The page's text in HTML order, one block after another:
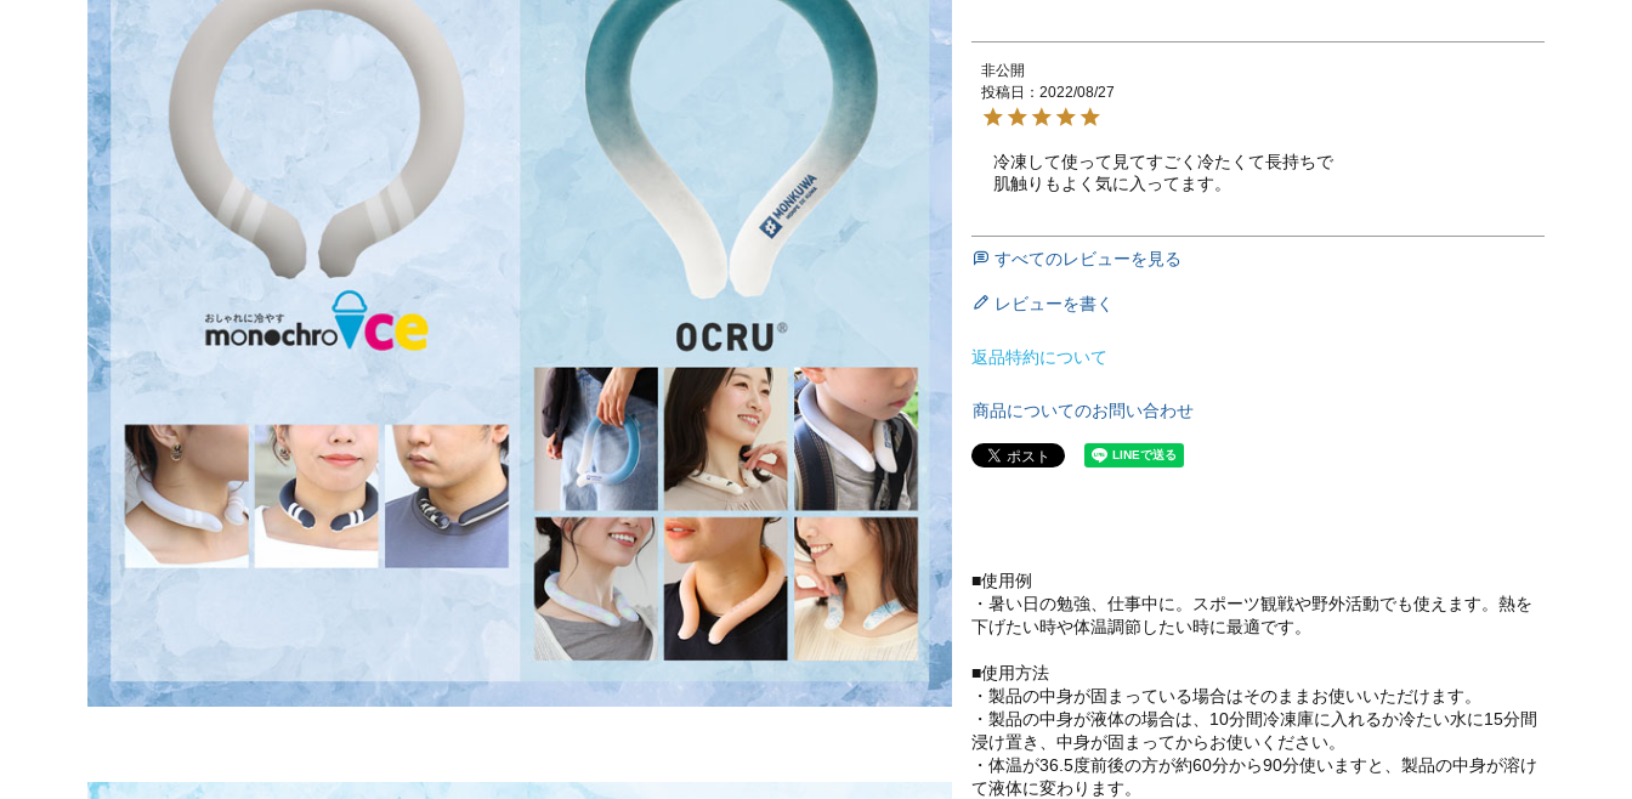
非公開
投稿日
2022/08/27
冷凍して使って見てすごく冷たくて長持ちで
肌触りもよく気に入ってます。
すべてのレビューを見る
レビューを書く
返品特約について
商品についてのお問い合わせ
■使用例
・暑い日の勉強、仕事中に。スポーツ観戦や野外活動でも使えます。熱を
下げたい時や体温調節したい時に最適です。
■使用方法
・製品の中身が固まっている場合はそのままお使いいただけます。
・製品の中身が液体の場合は、10分間冷凍庫に入れるか冷たい水に15分間
浸け置き、中身が固まってからお使いください。
・体温が36.5度前後の方が約60分から90分使いますと、製品の中身が溶け
て液体に変わります。